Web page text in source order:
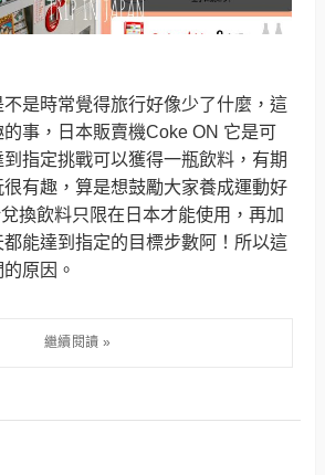
是時常覺得旅行好像少了什麼，這
事，日本販賣機Coke ON 它是可
指定挑戰可以獲得一瓶飲料，有期
有趣，算是想鼓勵大家養成運動好
換飲料只限在日本才能使用，再加
都能達到指定的目標步數阿！所以這
原因。